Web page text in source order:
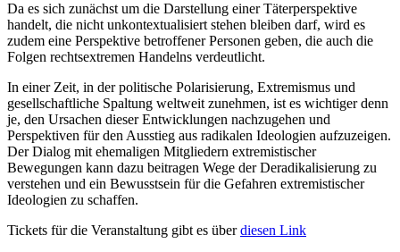
Da es sich zunächst um die Darstellung einer Täterperspektive
handelt, die nicht unkontextualisiert stehen bleiben darf, wird es
zudem eine Perspektive betroffener Personen geben, die auch die
Folgen rechtsextremen Handelns verdeutlicht.
In einer Zeit, in der politische Polarisierung, Extremismus und
gesellschaftliche Spaltung weltweit zunehmen, ist es wichtiger denn
je, den Ursachen dieser Entwicklungen nachzugehen und
Perspektiven für den Ausstieg aus radikalen Ideologien aufzuzeigen.
Der Dialog mit ehemaligen Mitgliedern extremistischer
Bewegungen kann dazu beitragen Wege der Deradikalisierung zu
verstehen und ein Bewusstsein für die Gefahren extremistischer
Ideologien zu schaffen.
Tickets für die Veranstaltung gibt es überdiesen Link